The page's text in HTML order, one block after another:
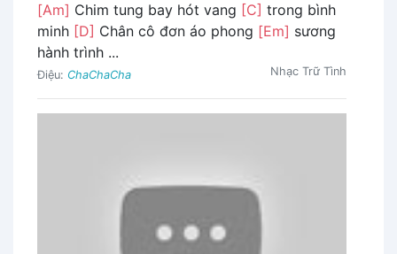
[Am] Chim tung bay hót vang [C] trong bình
minh [D] Chân cô đơn áo phong [Em] sương
hành trình ...
Điệu: ChaChaCha Nhạc Trữ Tình